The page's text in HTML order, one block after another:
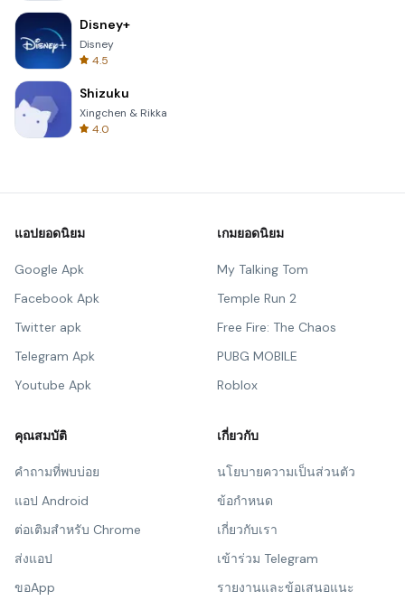
Disney+
Disney
4.5
Shizuku
Xingchen & Rikka
4.0
แอปยอดนิยม
Google Apk
Facebook Apk
Twitter apk
Telegram Apk
Youtube Apk
เกมยอดนิยม
My Talking Tom
Temple Run 2
Free Fire: The Chaos
PUBG MOBILE
Roblox
คุณสมบัติ
คำถามที่พบบ่อย
แอป Android
ต่อเติมสำหรับ Chrome
ส่งแอป
ขอApp
เกี่ยวกับ
นโยบายความเป็นส่วนตัว
ข้อกำหนด
เกี่ยวกับเรา
เข้าร่วม Telegram
รายงานและข้อเสนอแนะ